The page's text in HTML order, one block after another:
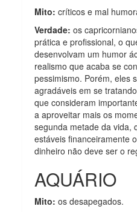
Mito:críticos e mal
Verdade: os
prática e profissional, o
desenvolvam um humor
realismo que acaba se
pessimismo. Porém, eles
agradáveis em se
que consideram
a aproveitar mais os
segunda metade da vida,
estáveis financeiramente
dinheiro não deve ser o
AQUÁRIO
Mito:os desapegados.